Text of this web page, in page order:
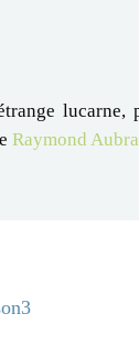
lucarne,
Raymond